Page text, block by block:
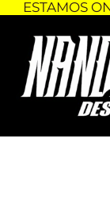
Skip
content
ESTAMOS
Quantidade
de
TSHIRT
-
MINI
COOPER